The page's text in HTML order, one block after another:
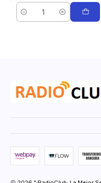
Cantidad